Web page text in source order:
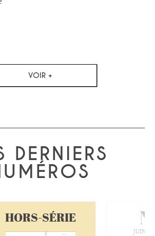
VOIR +
DERNIERS
HORS-SÉRIE
JUIN /